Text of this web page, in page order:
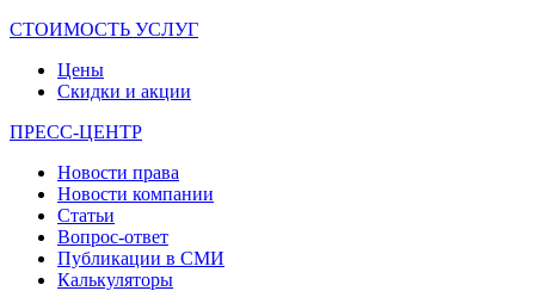
СТОИМОСТЬ УСЛУГ
Цены
Скидки и акции
ПРЕСС-ЦЕНТР
Новости права
Новости компании
Статьи
Вопрос-ответ
Публикации в СМИ
Калькуляторы